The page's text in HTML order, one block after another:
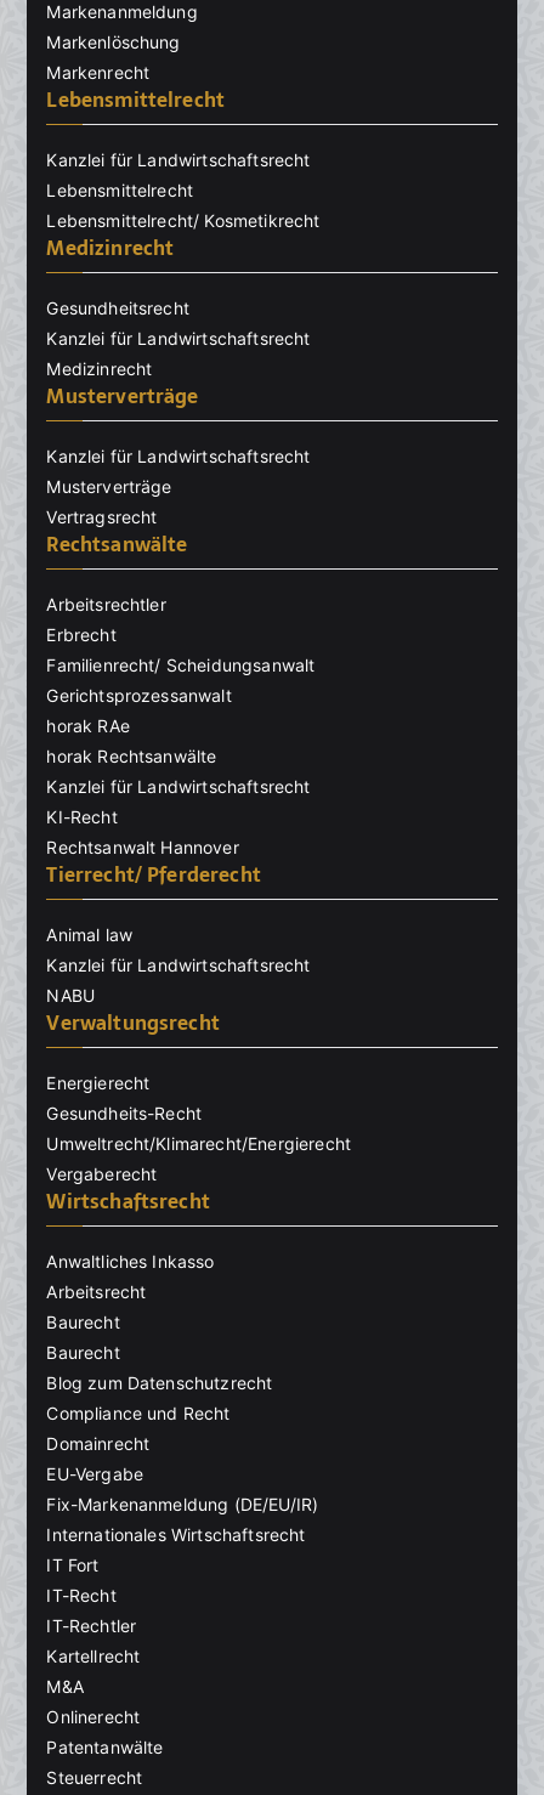
Markenanmeldung
Markenlöschung
Markenrecht
Lebensmittelrecht
Kanzlei für Landwirtschaftsrecht
Lebensmittelrecht
Lebensmittelrecht/ Kosmetikrecht
Medizinrecht
Gesundheitsrecht
Kanzlei für Landwirtschaftsrecht
Medizinrecht
Musterverträge
Kanzlei für Landwirtschaftsrecht
Musterverträge
Vertragsrecht
Rechtsanwälte
Arbeitsrechtler
Erbrecht
Familienrecht/ Scheidungsanwalt
Gerichtsprozessanwalt
horak RAe
horak Rechtsanwälte
Kanzlei für Landwirtschaftsrecht
KI-Recht
Rechtsanwalt Hannover
Tierrecht/ Pferderecht
Animal law
Kanzlei für Landwirtschaftsrecht
NABU
Verwaltungsrecht
Energierecht
Gesundheits-Recht
Umweltrecht/Klimarecht/Energierecht
Vergaberecht
Wirtschaftsrecht
Anwaltliches Inkasso
Arbeitsrecht
Baurecht
Baurecht
Blog zum Datenschutzrecht
Compliance und Recht
Domainrecht
EU-Vergabe
Fix-Markenanmeldung (DE/EU/IR)
Internationales Wirtschaftsrecht
IT Fort
IT-Recht
IT-Rechtler
Kartellrecht
M&A
Onlinerecht
Patentanwälte
Steuerrecht